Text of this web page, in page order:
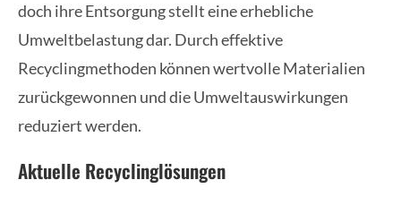
doch ihre Entsorgung stellt eine erhebliche
Umweltbelastung dar. Durch effektive
Recyclingmethoden können wertvolle Materialien
zurückgewonnen und die Umweltauswirkungen
reduziert werden.
Aktuelle Recyclinglösungen